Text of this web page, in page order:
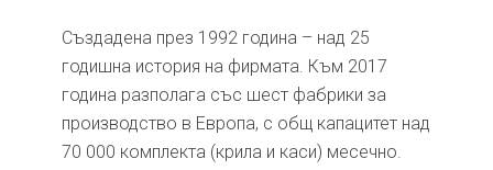
Създадена през 1992 година – над 25
годишна история на фирмата. Към 2017
година разполага със шест фабрики за
производство в Европа, с общ капацитет над
70 000 комплекта (крила и каси) месечно.